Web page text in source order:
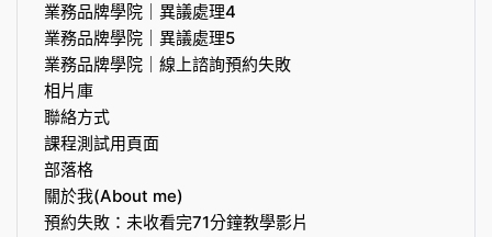
業務品牌學院｜異議處理4
業務品牌學院｜異議處理5
業務品牌學院｜線上諮詢預約失敗
相片庫
聯絡方式
課程測試用頁面
部落格
關於我(About me)
預約失敗：未收看完71分鐘教學影片